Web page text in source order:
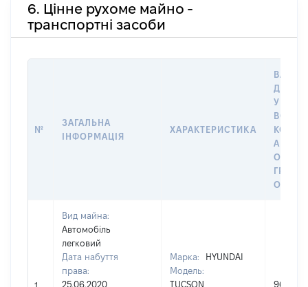
6. Цінне рухоме майно -
транспортні засоби
№
ЗАГАЛЬНА
ІНФОРМАЦІЯ
ХАРАКТЕРИСТИКА
ДАТУ
У
АБО
Вид майна:
Автомобіль
легковий
Дата набуття
права:
25.06.2020
Марка:
HYUNDAI
Модель:
TUCSON
969100